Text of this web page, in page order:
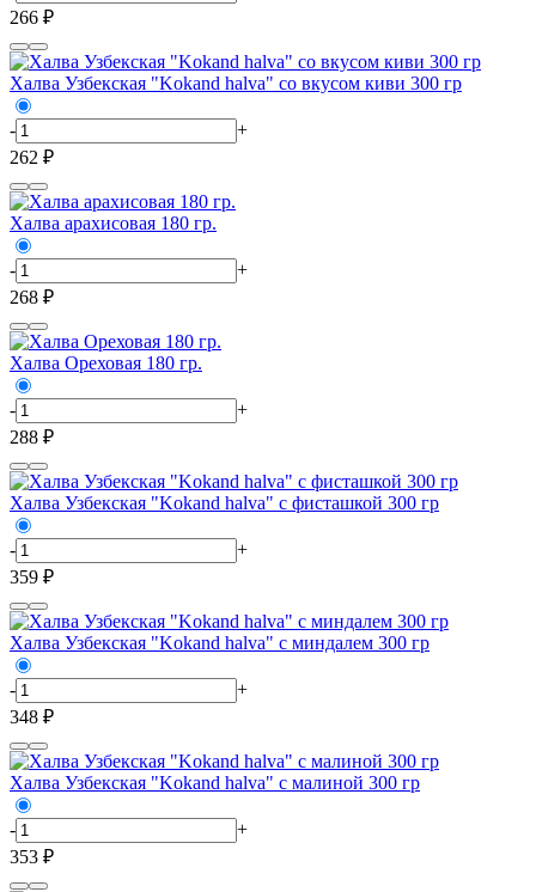
266 ₽
Халва Узбекская "Kokand halva" со вкусом киви 300 гр
-
+
262 ₽
Халва арахисовая 180 гр.
-
+
268 ₽
Халва Ореховая 180 гр.
-
+
288 ₽
Халва Узбекская "Kokand halva" с фисташкой 300 гр
-
+
359 ₽
Халва Узбекская "Kokand halva" с миндалем 300 гр
-
+
348 ₽
Халва Узбекская "Kokand halva" с малиной 300 гр
-
+
353 ₽